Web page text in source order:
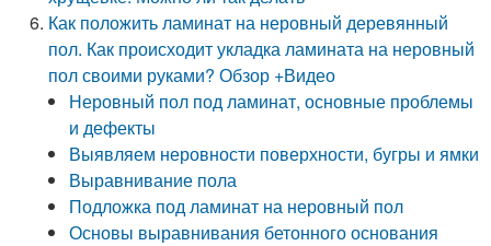
Как положить ламинат на неровный деревянный
пол. Как происходит укладка ламината на неровный
пол своими руками? Обзор +Видео
Неровный пол под ламинат, основные проблемы
и дефекты
Выявляем неровности поверхности, бугры и ямки
Выравнивание пола
Подложка под ламинат на неровный пол
Основы выравнивания бетонного основания